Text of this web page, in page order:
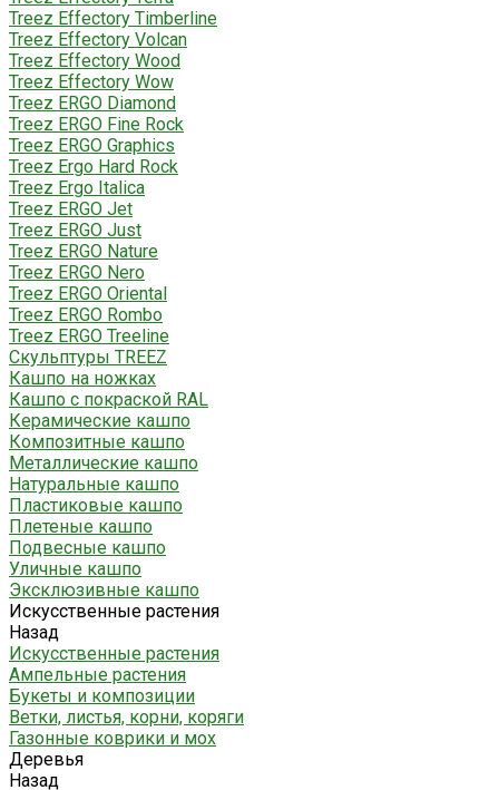
Treez Effectory Timberline
Treez Effectory Volcan
Treez Effectory Wood
Treez Effectory Wow
Treez ERGO Diamond
Treez ERGO Fine Rock
Treez ERGO Graphics
Treez Ergo Hard Rock
Treez Ergo Italica
Treez ERGO Jet
Treez ERGO Just
Treez ERGO Nature
Treez ERGO Nero
Treez ERGO Oriental
Treez ERGO Rombo
Treez ERGO Treeline
Скульптуры TREEZ
Кашпо на ножках
Кашпо с покраской RAL
Керамические кашпо
Композитные кашпо
Металлические кашпо
Натуральные кашпо
Пластиковые кашпо
Плетеные кашпо
Подвесные кашпо
Уличные кашпо
Эксклюзивные кашпо
Искусственные растения
Назад
Искусственные растения
Ампельные растения
Букеты и композиции
Ветки, листья, корни, коряги
Газонные коврики и мох
Деревья
Назад